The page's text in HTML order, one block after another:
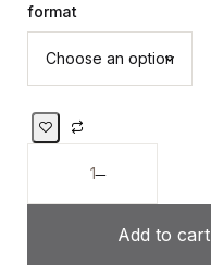
format
Add to cart